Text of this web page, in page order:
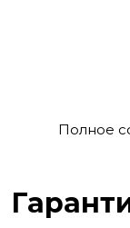
Полное